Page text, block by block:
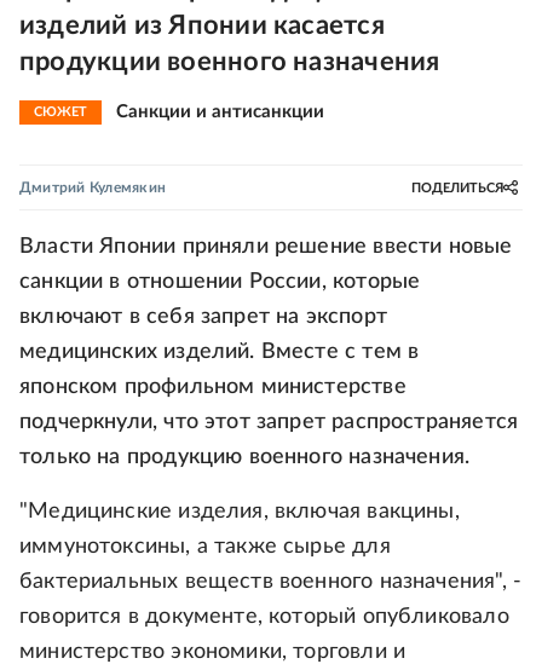
изделий из Японии касается
продукции военного назначения
СЮЖЕТ Санкции и антисанкции
Дмитрий Кулемякин ПОДЕЛИТЬСЯ
Власти Японии приняли решение ввести новые
санкции в отношении России, которые
включают в себя запрет на экспорт
медицинских изделий. Вместе с тем в
японском профильном министерстве
подчеркнули, что этот запрет распространяется
только на продукцию военного назначения.
"Медицинские изделия, включая вакцины,
иммунотоксины, а также сырье для
бактериальных веществ военного назначения", -
говорится в документе, который опубликовало
министерство экономики, торговли и